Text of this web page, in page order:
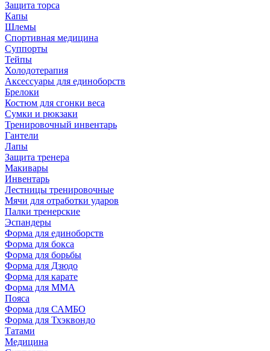
Защита торса
Капы
Шлемы
Спортивная медицина
Суппорты
Тейпы
Холодотерапия
Аксессуары для единоборств
Брелоки
Костюм для сгонки веса
Сумки и рюкзаки
Тренировочный инвентарь
Гантели
Лапы
Защита тренера
Макивары
Инвентарь
Лестницы тренировочные
Мячи для отработки ударов
Палки тренерские
Эспандеры
Форма для единоборств
Форма для бокса
Форма для борьбы
Форма для Дзюдо
Форма для карате
Форма для MMA
Пояса
Форма для САМБО
Форма для Тхэквондо
Татами
Медицина